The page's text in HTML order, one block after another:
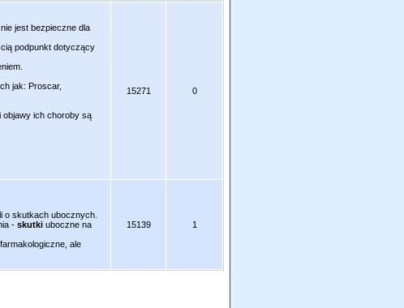
jest bezpieczne dla
podpunkt dotyczący
jak: Proscar,
objawy ich choroby są
15271 0
o skutkach ubocznych.
- skutki uboczne na
ale
15139 1